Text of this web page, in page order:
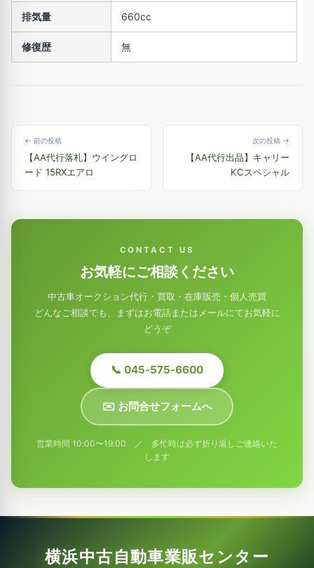
排気量 660cc
修復歴 無
← 前の投稿
【AA代行落札】ウイングロ
ード 15RXエアロ
次の投稿 →
【AA代行出品】キャリー
KCスペシャル
CONTACT US
お気軽にご相談ください
中古車オークション代行・買取・在庫販売・個人売買
どんなご相談でも、まずはお電話またはメールにてお気軽に
どうぞ
📞 045-575-6600
✉️ お問合せフォームへ
営業時間 10:00〜19:00 ／ 多忙時は必ず折り返しご連絡いた
します
横浜中古自動車業販センター